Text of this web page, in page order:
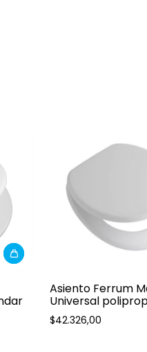
Asiento Ferrum
Universal
TFW Blanco
$42.326,00